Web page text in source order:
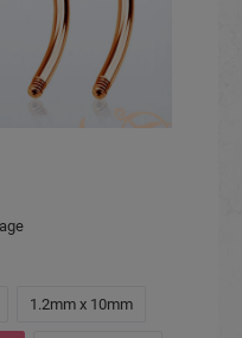
1.2mm x 10mm